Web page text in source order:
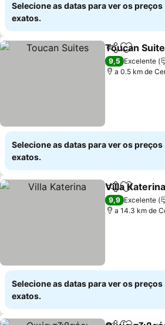
Selecione as datas para ver os preços
exatos.
Partilhar
Toucan
9,5 Excelente
a 0.5 km de
Selecione as datas para ver os preços
exatos.
Partilhar
Villa Katerina
9,9 Excelente
a 14.3 km de
Selecione as datas para ver os preços
exatos.